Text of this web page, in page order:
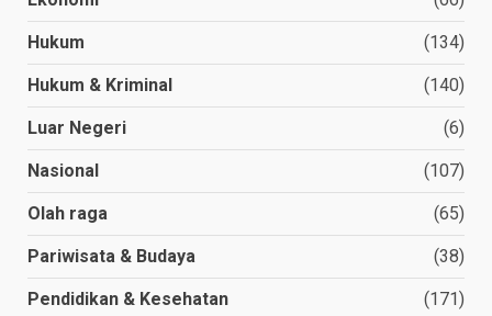
Hukum (134)
Hukum & Kriminal (140)
Luar Negeri (6)
Nasional (107)
Olah raga (65)
Pariwisata & Budaya (38)
Pendidikan & Kesehatan
(171)